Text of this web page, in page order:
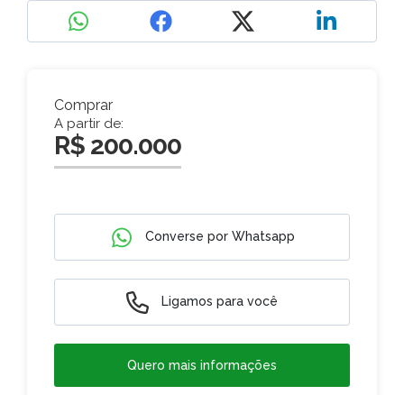
Comprar
A partir de:
R$ 200.000
Converse por Whatsapp
Ligamos para você
Quero mais informações